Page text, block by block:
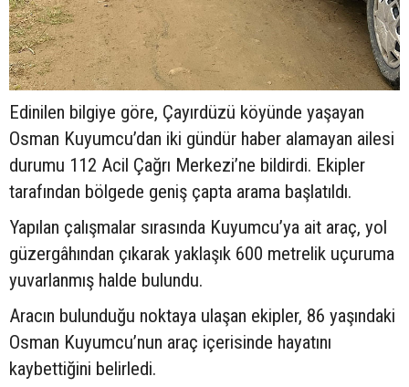
Edinilen bilgiye göre, Çayırdüzü köyünde yaşayan
Osman Kuyumcu’dan iki gündür haber alamayan ailesi
durumu 112 Acil Çağrı Merkezi’ne bildirdi. Ekipler
tarafından bölgede geniş çapta arama başlatıldı.
Yapılan çalışmalar sırasında Kuyumcu’ya ait araç, yol
güzergâhından çıkarak yaklaşık 600 metrelik uçuruma
yuvarlanmış halde bulundu.
Aracın bulunduğu noktaya ulaşan ekipler, 86 yaşındaki
Osman Kuyumcu’nun araç içerisinde hayatını
kaybettiğini belirledi.